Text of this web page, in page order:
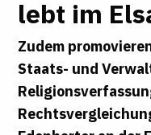
lebt im
Zudem
Staats- und